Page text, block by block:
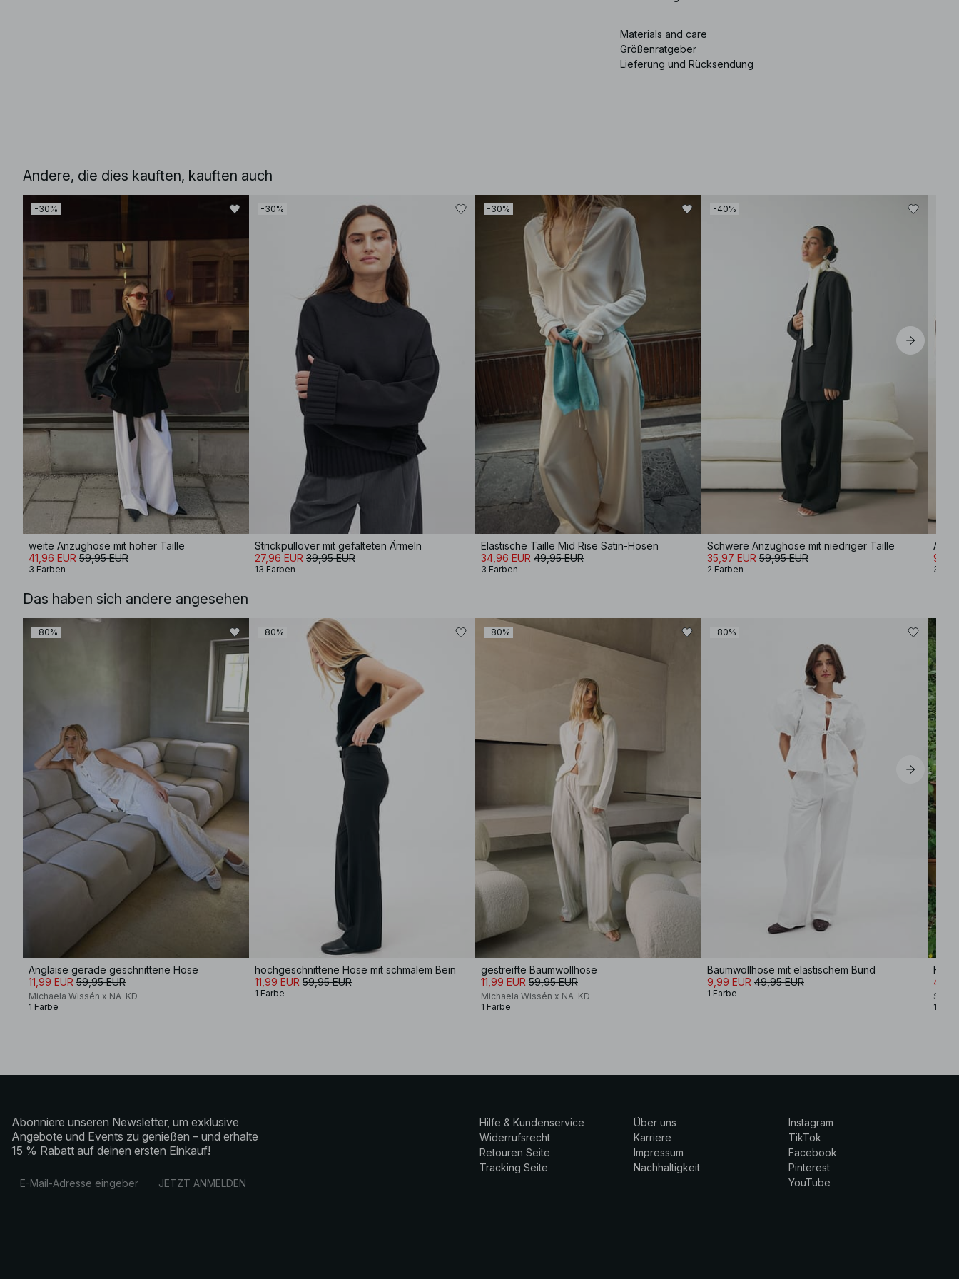
Materials and care
Größenratgeber
Lieferung und Rücksendung
Andere, die dies kauften, kauften auch
-30%
weite Anzughose mit hoher Taille
41,96 EUR 59,95 EUR
3 Farben
-30%
Strickpullover mit gefalteten Ärmeln
27,96 EUR 39,95 EUR
13 Farben
-30%
Elastische Taille Mid Rise Satin-Hosen
34,96 EUR 49,95 EUR
3 Farben
-40%
Schwere Anzughose mit niedriger Taille
35,97 EUR 59,95 EUR
2 Farben
9,99
3
Das haben sich andere angesehen
-80%
Anglaise gerade geschnittene Hose
11,99 EUR 59,95 EUR
Michaela Wissén x NA-KD
1 Farbe
-80%
hochgeschnittene Hose mit schmalem Bein
11,99 EUR 59,95 EUR
1 Farbe
-80%
gestreifte Baumwollhose
11,99 EUR 59,95 EUR
Michaela Wissén x NA-KD
1 Farbe
-80%
Baumwollhose mit elastischem Bund
9,99 EUR 49,95 EUR
1 Farbe
Sofi
1
Abonniere unseren Newsletter, um exklusive
Angebote und Events zu genießen – und erhalte
15 % Rabatt auf deinen ersten Einkauf!
JETZT ANMELDEN
Hilfe & Kundenservice
Widerrufsrecht
Retouren Seite
Tracking Seite
Über uns
Karriere
Impressum
Nachhaltigkeit
Instagram
TikTok
Facebook
Pinterest
YouTube